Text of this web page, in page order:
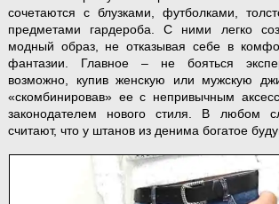
сочетаются с блузками, футболками,
предметами гардероба. С ними легко
модный образ, не отказывая себе в
фантазии. Главное – не бояться
возможно, купив женскую или мужскую
«скомбинировав» ее с непривычным
законодателем нового стиля. В любом
считают, что у штанов из денима богатое